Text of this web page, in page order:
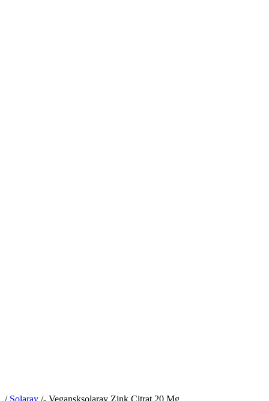
/ Solaray /- Vegansksolaray Zink Citrat 20 Mg